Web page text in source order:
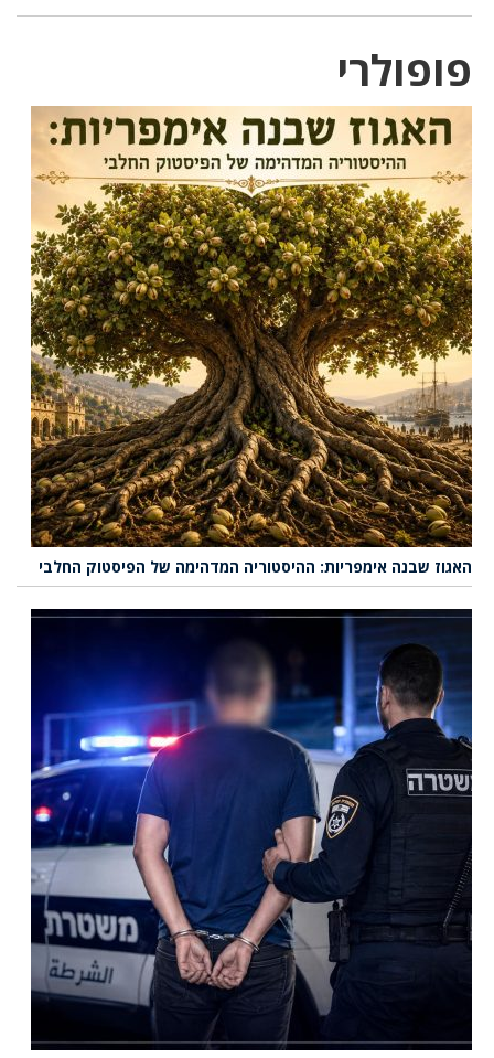
פופולרי
האגוז שבנה אימפריות: ההיסטוריה המדהימה של הפיסטוק החלבי